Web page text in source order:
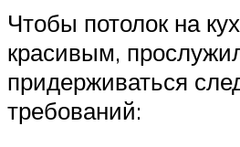
Чтобы потолок на
красивым,
придерживаться
требований: